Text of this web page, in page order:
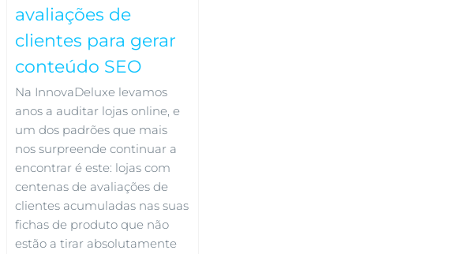
avaliações de
clientes para gerar
conteúdo SEO
Na InnovaDeluxe levamos
anos a auditar lojas online, e
um dos padrões que mais
nos surpreende continuar a
encontrar é este: lojas com
centenas de avaliações de
clientes acumuladas nas suas
fichas de produto que não
estão a tirar absolutamente